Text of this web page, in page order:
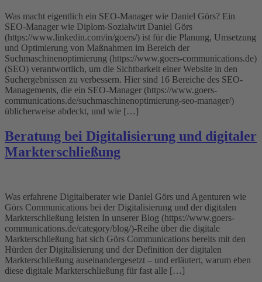
Was macht eigentlich ein SEO-Manager wie Daniel Görs? Ein
SEO-Manager wie Diplom-Sozialwirt Daniel Görs
(https://www.linkedin.com/in/goers/) ist für die Planung, Umsetzung
und Optimierung von Maßnahmen im Bereich der
Suchmaschinenoptimierung (https://www.goers-communications.de)
(SEO) verantwortlich, um die Sichtbarkeit einer Website in den
Suchergebnissen zu verbessern. Hier sind 16 Bereiche des SEO-
Managements, die ein SEO-Manager (https://www.goers-
communications.de/suchmaschinenoptimierung-seo-manager/)
üblicherweise abdeckt, und wie […]
Beratung bei Digitalisierung und digitaler
Markterschließung
Was erfahrene Digitalberater wie Daniel Görs und Agenturen wie
Görs Communications bei der Digitalisierung und der digitalen
Markterschließung leisten In unserer Blog (https://www.goers-
communications.de/category/blog/)-Reihe über die digitale
Markterschließung hat sich Görs Communications bereits mit den
Hürden der Digitalisierung und der Definition der digitalen
Markterschließung auseinandergesetzt – und erläutert, warum eben
diese digitale Markterschließung für fast alle […]